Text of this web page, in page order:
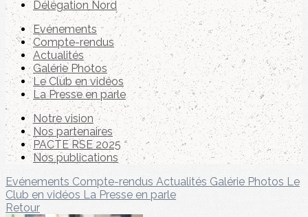
Délégation Nord
Evénements
Compte-rendus
Actualités
Galérie Photos
Le Club en vidéos
La Presse en parle
Notre vision
Nos partenaires
PACTE RSE 2025
Nos publications
Evénements Compte-rendus Actualités Galérie Photos Le
Club en vidéos La Presse en parle
Retour